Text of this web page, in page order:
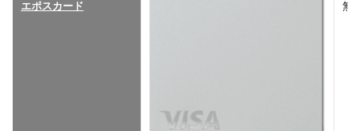
エポスカード 無